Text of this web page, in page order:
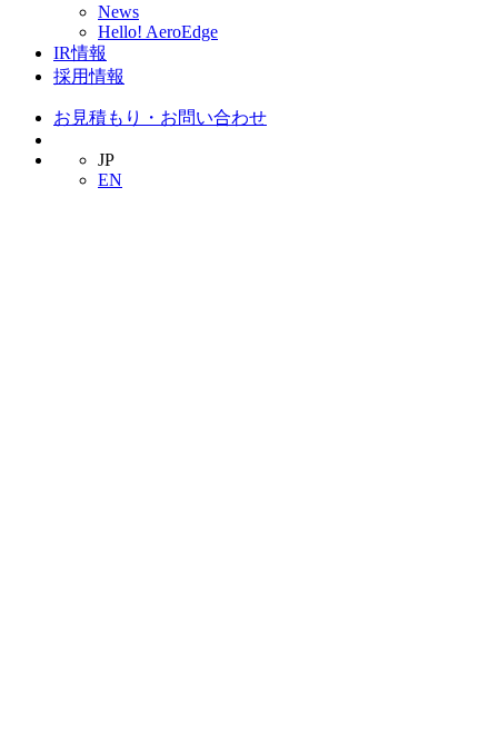
News
Hello! AeroEdge
IR情報
採用情報
お見積もり・お問い合わせ
JP
EN